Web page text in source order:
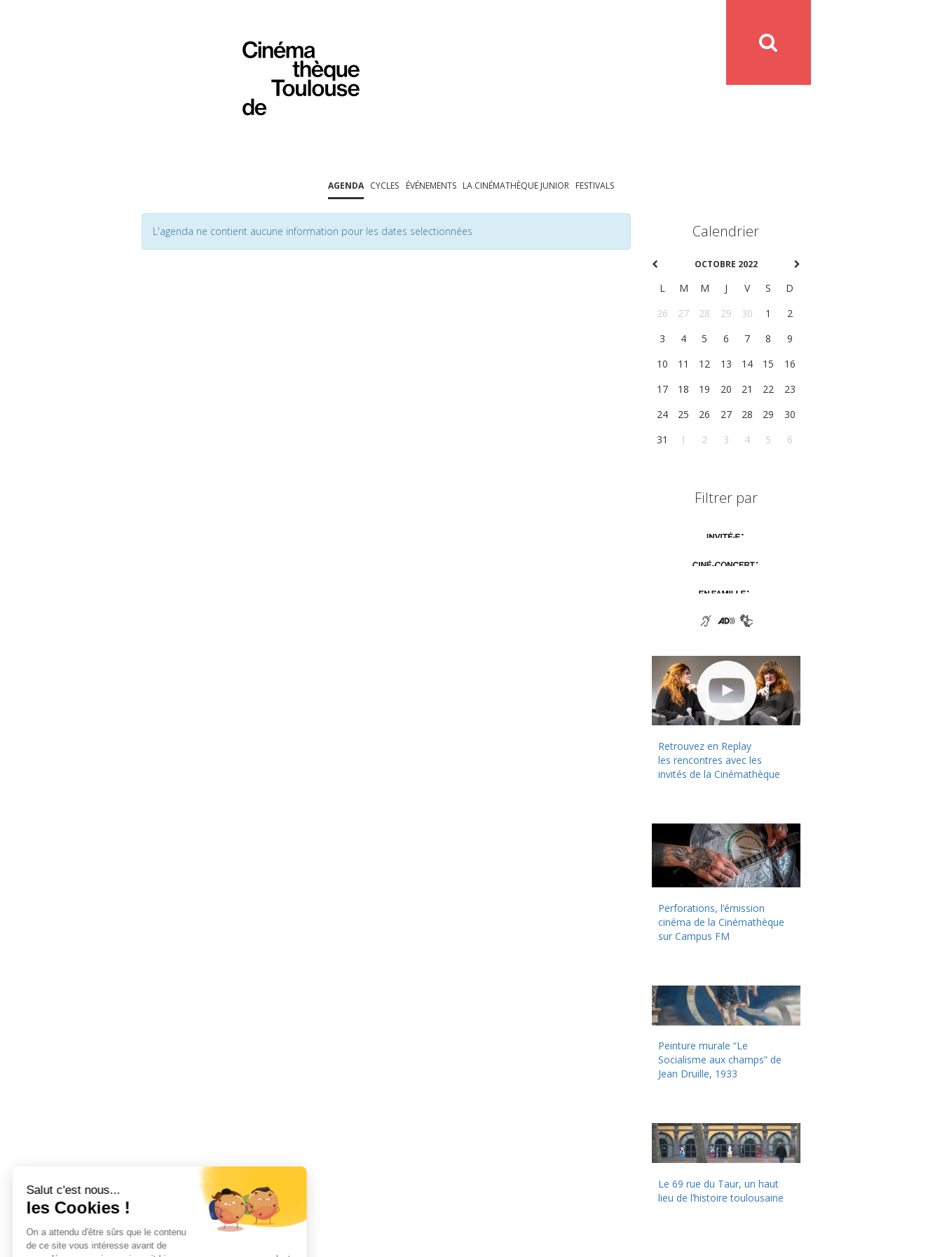
AGENDA CYCLES ÉVÉNEMENTS LA CINÉMATHÈQUE JUNIOR FESTIVALS
L'agenda ne contient aucune information pour les dates selectionnées Calendrier
OCTOBRE 2022
L M M J V S
D
26
27 28 29 30 1
2
3
4 5 6 7 8
9
10
11 12 13 14 15
16
17
18 19 20 21 22
23
24
25 26 27 28 29
30
31
1 2 3 4 5 6
Filtrer par
Retrouvez en Replay
les rencontres avec les
invités de la Cinémathèque
Perforations, l’émission
cinéma de la Cinémathèque
sur Campus FM
Peinture murale “Le
Socialisme aux champs” de
Jean Druille, 1933
Le 69 rue du Taur, un haut
lieu de l’histoire toulousaine